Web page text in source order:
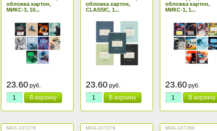
обложка картон,
МИКС-3, 10...
23.60 руб.
В корзину
обложка картон,
CLASSIC, 1...
23.60 руб.
В корзину
обложка картон,
МИКС-1, 1...
23.60 руб.
В корзину
MAS-107278 MAS-107279 MAS-107280